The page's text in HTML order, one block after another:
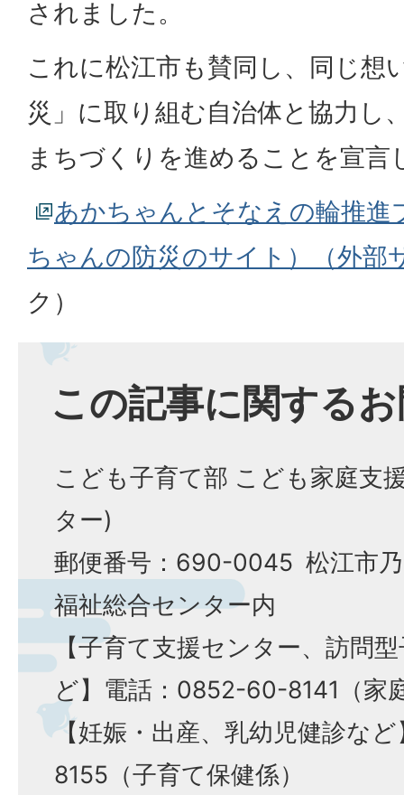
されました。
これに松江市も賛同し、同じ想
災」に取り組む自治体と協力し
まちづくりを進めることを宣言
あかちゃんとそなえの輪推進
ちゃんの防災のサイト）（外部
ク）
この記事に関する
こども子育て部 こども家庭支
ター)
郵便番号：690-0045 松江市
福祉総合センター内
【子育て支援センター、訪問
ど】電話：0852-60-8141（家
【妊娠・出産、乳幼児健診な
8155（子育て保健係）